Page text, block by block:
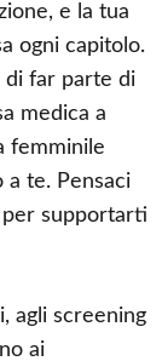
e la tua
ogni capitolo.
di far parte di
medica a
femminile
a te. Pensaci
per supportarti
agli screening
ai